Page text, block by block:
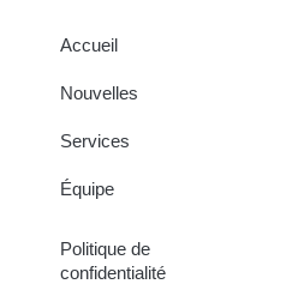
Accueil
Nouvelles
Services
Équipe
Politique de
confidentialité